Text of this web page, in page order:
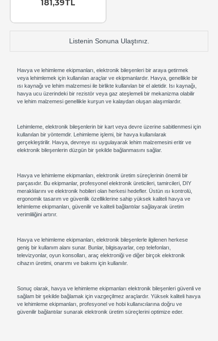
Havya ve lehimleme ekipmanları, elektronik bileşenleri bir araya getirmek
veya lehimlemek için kullanılan araçlar ve ekipmanlardır. Havya, genellikle bir
ısı kaynağı ve lehim malzemesi ile birlikte kullanılan bir el aletidir. Isı kaynağı,
havya ucu üzerindeki bir rezistör veya gaz ateşlemeli bir mekanizma olabilir
ve lehim malzemesi genellikle kurşun ve kalaydan oluşan alaşımlardır.
Lehimleme, elektronik bileşenlerin bir kart veya devre üzerine sabitlenmesi için
kullanılan bir yöntemdir. Lehimleme işlemi, bir havya kullanılarak
gerçekleştirilir. Havya, devreye ısı uygulayarak lehim malzemesini eritir ve
elektronik bileşenlerin düzgün bir şekilde bağlanmasını sağlar.
Havya ve lehimleme ekipmanları, elektronik üretim süreçlerinin önemli bir
parçasıdır. Bu ekipmanlar, profesyonel elektronik üreticileri, tamircileri, DIY
meraklılarını ve elektronik hobileri olan herkesi hedefler. Üstün ısı kontrolü,
ergonomik tasarım ve güvenlik özelliklerine sahip yüksek kaliteli havya ve
lehimleme ekipmanları, güvenilir ve kaliteli bağlantılar sağlayarak üretim
verimliliğini artırır.
Havya ve lehimleme ekipmanları, elektronik bileşenlerle ilgilenen herkese
geniş bir kullanım alanı sunar. Bunlar, bilgisayarlar, cep telefonları,
televizyonlar, oyun konsolları, araç elektroniği ve diğer birçok elektronik
cihazın üretimi, onarımı ve bakımı için kullanılır.
Sonuç olarak, havya ve lehimleme ekipmanları elektronik bileşenleri güvenli ve
sağlam bir şekilde bağlamak için vazgeçilmez araçlardır. Yüksek kaliteli havya
ve lehimleme ekipmanları, profesyonel ve hobi kullanıcılarına doğru ve
güvenilir bağlantılar sunarak elektronik üretim süreçlerini optimize eder.
181,39TL
Listenin Sonuna Ulaştınız.